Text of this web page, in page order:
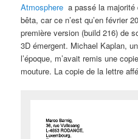
Atmosphere a passé la
bêta, car ce n’est qu’en février
première version (build 216) de
3D émergent. Michael Kaplan,
l’époque, m’avait remis une
mouture. La copie de la lettre